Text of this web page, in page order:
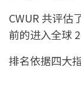
CWUR 共评估
前的进入全球
排名依据四大指